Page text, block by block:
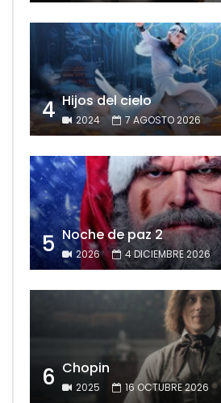
4 Hijos del cielo
2024 7 AGOSTO 2026
5 Noche de paz 2
2026 4 DICIEMBRE 2026
6 Chopin
2025 16 OCTUBRE 2026